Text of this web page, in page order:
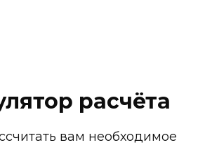
расчёта
вам необходимое